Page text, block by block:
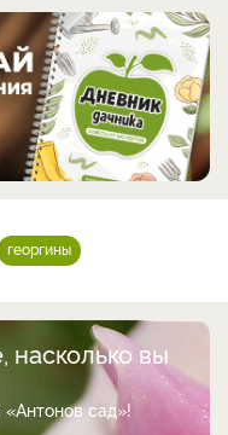
георгины
насколько вы
сад»!